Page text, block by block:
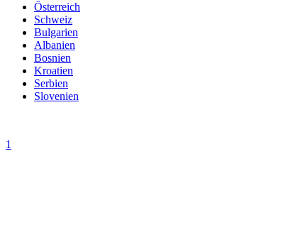
Österreich
Schweiz
Bulgarien
Albanien
Bosnien
Kroatien
Serbien
Slovenien
1